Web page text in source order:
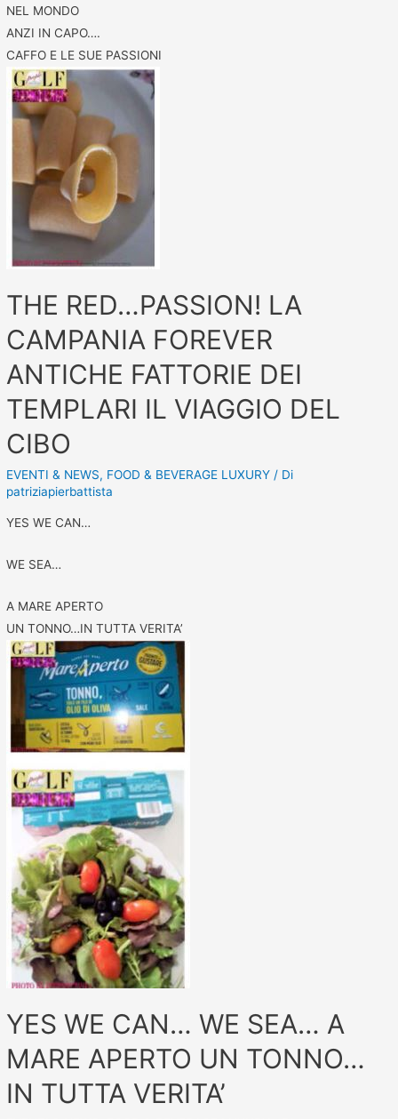
NEL MONDO
ANZI IN CAPO….
CAFFO E LE SUE PASSIONI
THE RED…PASSION! LA
CAMPANIA FOREVER
ANTICHE FATTORIE DEI
TEMPLARI IL VIAGGIO DEL
CIBO
EVENTI & NEWS, FOOD & BEVERAGE LUXURY / Di
patriziapierbattista
YES WE CAN…
WE SEA…
A MARE APERTO
UN TONNO…IN TUTTA VERITA’
YES WE CAN… WE SEA… A
MARE APERTO UN TONNO…
IN TUTTA VERITA’